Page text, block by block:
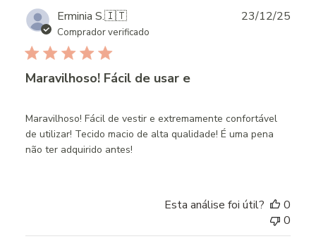
Erminia S.🇮🇹
Comprador verificado
Maravilhoso! Fácil de usar e
Maravilhoso! Fácil de vestir e extremamente confortável
de utilizar! Tecido macio de alta qualidade! É uma pena
não ter adquirido antes!
23/12/25
Esta análise foi útil?
0
0